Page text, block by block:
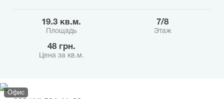
19.3 кв.м.
Площадь
7/8
Этаж
48 грн.
Цена за кв.м.
Офис